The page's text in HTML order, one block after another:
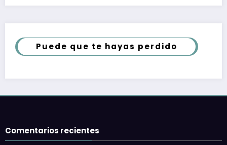
Puede que te hayas perdido
Comentarios recientes